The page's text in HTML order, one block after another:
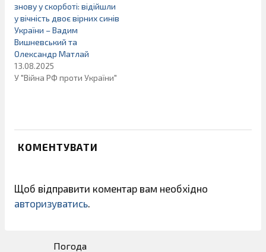
знову у скорботі: відійшли
у вічність двоє вірних синів
України – Вадим
Вишневський та
Олександр Матлай
13.08.2025
У "Війна РФ проти України"
КОМЕНТУВАТИ
Щоб відправити коментар вам необхідно
авторизуватись
Погода